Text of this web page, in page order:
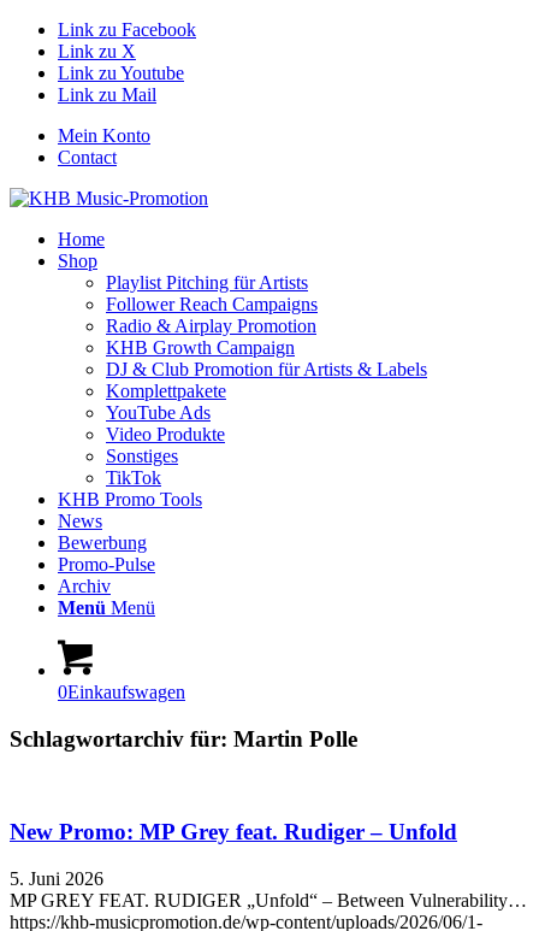
Link zu Facebook
Link zu X
Link zu Youtube
Link zu Mail
Mein Konto
Contact
Home
Shop
Playlist Pitching für Artists
Follower Reach Campaigns
Radio & Airplay Promotion
KHB Growth Campaign
DJ & Club Promotion für Artists & Labels
Komplettpakete
YouTube Ads
Video Produkte
Sonstiges
TikTok
KHB Promo Tools
News
Bewerbung
Promo-Pulse
Archiv
Menü Menü
0Einkaufswagen
Schlagwortarchiv für: Martin Polle
New Promo: MP Grey feat. Rudiger – Unfold
5. Juni 2026
MP GREY FEAT. RUDIGER „Unfold“ – Between Vulnerability…
https://khb-musicpromotion.de/wp-content/uploads/2026/06/1-